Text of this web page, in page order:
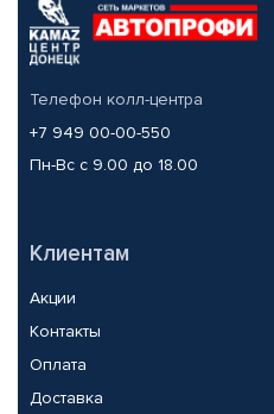
Телефон колл-центра
+7 949 00-00-550
Пн-Вс с 9.00 до 18.00
Клиентам
Акции
Контакты
Оплата
Доставка